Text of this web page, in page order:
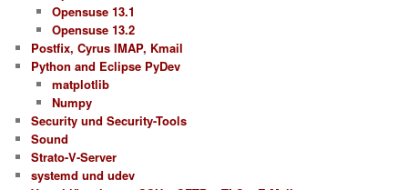
Opensuse 13.1
Opensuse 13.2
Postfix, Cyrus IMAP, Kmail
Python and Eclipse PyDev
matplotlib
Numpy
Security und Security-Tools
Sound
Strato-V-Server
systemd und udev